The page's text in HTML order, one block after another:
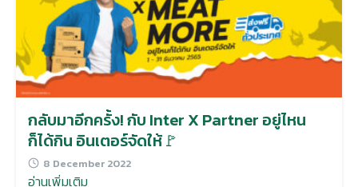
กลับมาอีกครั้ง! กับ Inter X Partner อยู่ไหน
ก็ได้กิน อินเตอร์จัดให้🚩
8 December 2022
อ่านเพิ่มเติม